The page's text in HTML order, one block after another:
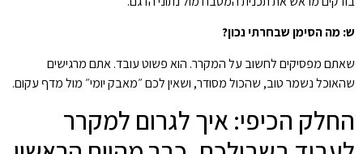
ש: מה הסימן שבחרתי נכון?
שאתם מפסיקים לחשוב על המקרר. הוא פשוט עובד. אתם מרגישים
שהאוכל נשמר טוב, שהכול מסודר, ושאין לכם ״מאבק יומי״ מול מדף עקום.
החלק הכיפי: איך לגרום למקרר